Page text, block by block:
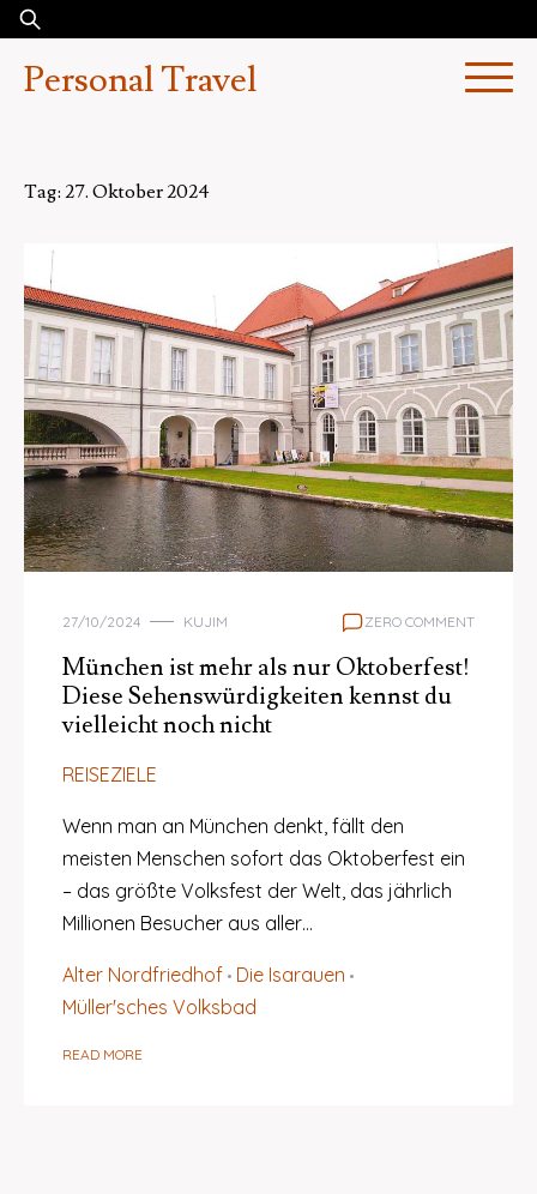
Skip
content
Suchen
Personal Travel
Tag: 27. Oktober 2024
27/10/2024 KUJIM ZERO COMMENT
München ist mehr als nur Oktoberfest!
Diese Sehenswürdigkeiten kennst du
vielleicht noch nicht
REISEZIELE
Wenn man an München denkt, fällt den
meisten Menschen sofort das Oktoberfest ein
– das größte Volksfest der Welt, das jährlich
Millionen Besucher aus aller…
Alter Nordfriedhof Die Isarauen
Müller'sches Volksbad
READ MORE